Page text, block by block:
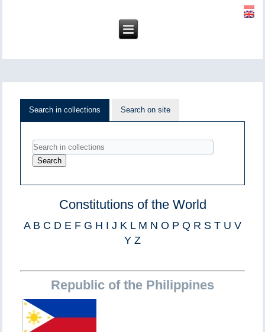
Search in collections Search on site
Constitutions of the World
A B C D E F G H I J K L M N O P Q R S T U V
Y Z
Republic of the Philippines